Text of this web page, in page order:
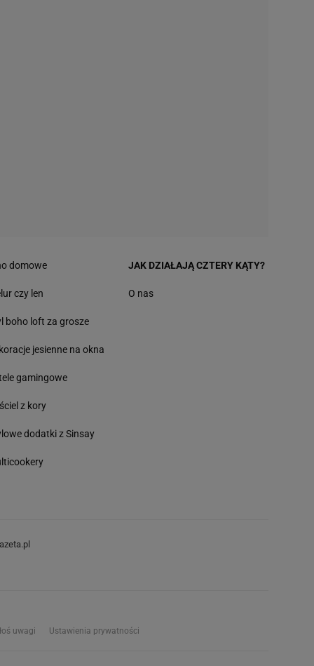
domowe
czy len
boho loft za grosze
jesienne na okna
gamingowe
z kory
dodatki z Sinsay
JAK DZIAŁAJĄ CZTERY KĄTY?
O nas
uwagi Ustawienia prywatności